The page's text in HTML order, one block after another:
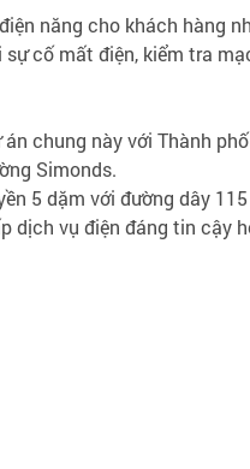
năng cho khách hàng
cố mất điện, kiểm tra
chung này với Thành
Simonds.
5 dặm với đường dây
dịch vụ điện đáng tin cậy